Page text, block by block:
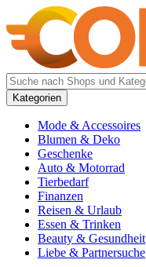
Kategorien
Mode & Accessoires
Blumen & Deko
Geschenke
Auto & Motorrad
Tierbedarf
Finanzen
Reisen & Urlaub
Essen & Trinken
Beauty & Gesundheit
Liebe & Partnersuche